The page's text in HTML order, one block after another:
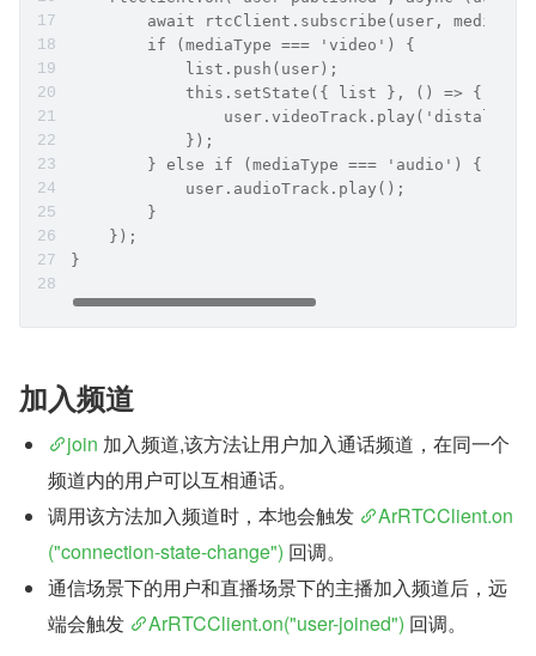
await rtcClient.subscribe(user,
        if (mediaType === 'video') {
            list.push(user);
            this.setState({ list }, () => {
user.videoTrack.play('distal' +
            });
        } else if (mediaType === 'audio') {
            user.audioTrack.play();
        }
    });
}
加入频道
join 加入频道,该方法让用户加入通话频道，在同一个
频道内的用户可以互相通话。
调用该方法加入频道时，本地会触发
ArRTCClient.on
("connection-state-change") 回调。
通信场景下的用户和直播场景下的主播加入频道后，远
端会触发
ArRTCClient.on("user-joined") 回调。